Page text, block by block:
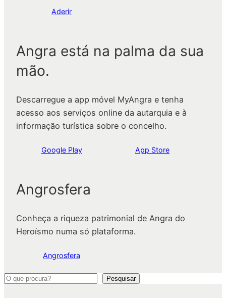
Aderir
Angra está na palma da sua
mão.
Descarregue a app móvel MyAngra e tenha
acesso aos serviços online da autarquia e à
informação turística sobre o concelho.
Google Play App Store
Angrosfera
Conheça a riqueza patrimonial de Angra do
Heroísmo numa só plataforma.
Angrosfera
P
Pesquisar